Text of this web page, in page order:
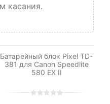
касания.
Батарейный блок Pixel TD-
381 для Canon Speedlite
580 EX II